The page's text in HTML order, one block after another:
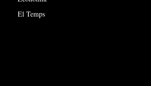
El Temps